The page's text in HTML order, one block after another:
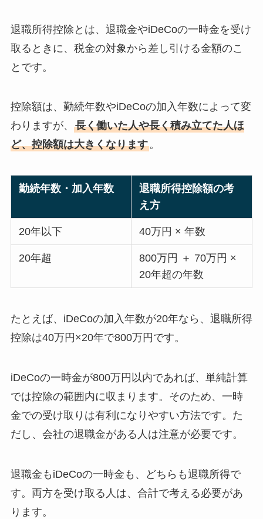
退職所得控除とは、退職金やiDeCoの一時金を受け
取るときに、税金の対象から差し引ける金額のこ
とです。
控除額は、勤続年数やiDeCoの加入年数によって変
わりますが、 長く働いた人や長く積み立てた人ほ
ど、控除額は大きくなります。
勤続年数・加入年数
退職所得控除額の考
え方
20年以下 40万円 × 年数
20年超
800万円 ＋ 70万円 ×
20年超の年数
たとえば、iDeCoの加入年数が20年なら、退職所得
控除は40万円×20年で800万円です。
iDeCoの一時金が800万円以内であれば、単純計算
では控除の範囲内に収まります。そのため、一時
金での受け取りは有利になりやすい方法です。た
だし、会社の退職金がある人は注意が必要です。
退職金もiDeCoの一時金も、どちらも退職所得で
す。両方を受け取る人は、合計で考える必要があ
ります。